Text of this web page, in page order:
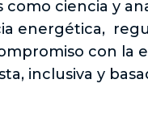
como ciencia y
energética,
con la
inclusiva y